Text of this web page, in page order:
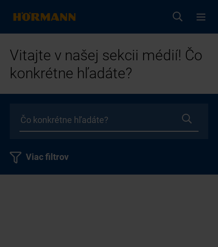
Vitajte v našej sekcii médií! Čo
konkrétne hľadáte?
Viac filtrov